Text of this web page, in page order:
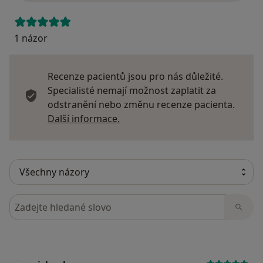
1 názor
Recenze pacientů jsou pro nás důležité.
Specialisté nemají možnost zaplatit za
odstranění nebo změnu recenze pacienta.
Další informace.
Hledejte v názorech